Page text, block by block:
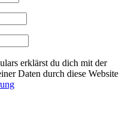
erklärst du dich mit der
Daten durch diese Website